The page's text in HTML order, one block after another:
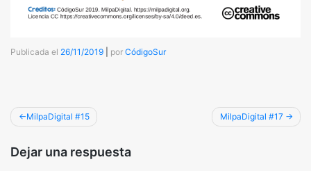
Publicada el 26/11/2019 por CódigoSur
Navegación
entradas
MilpaDigital #15 MilpaDigital #17
Dejar una respuesta